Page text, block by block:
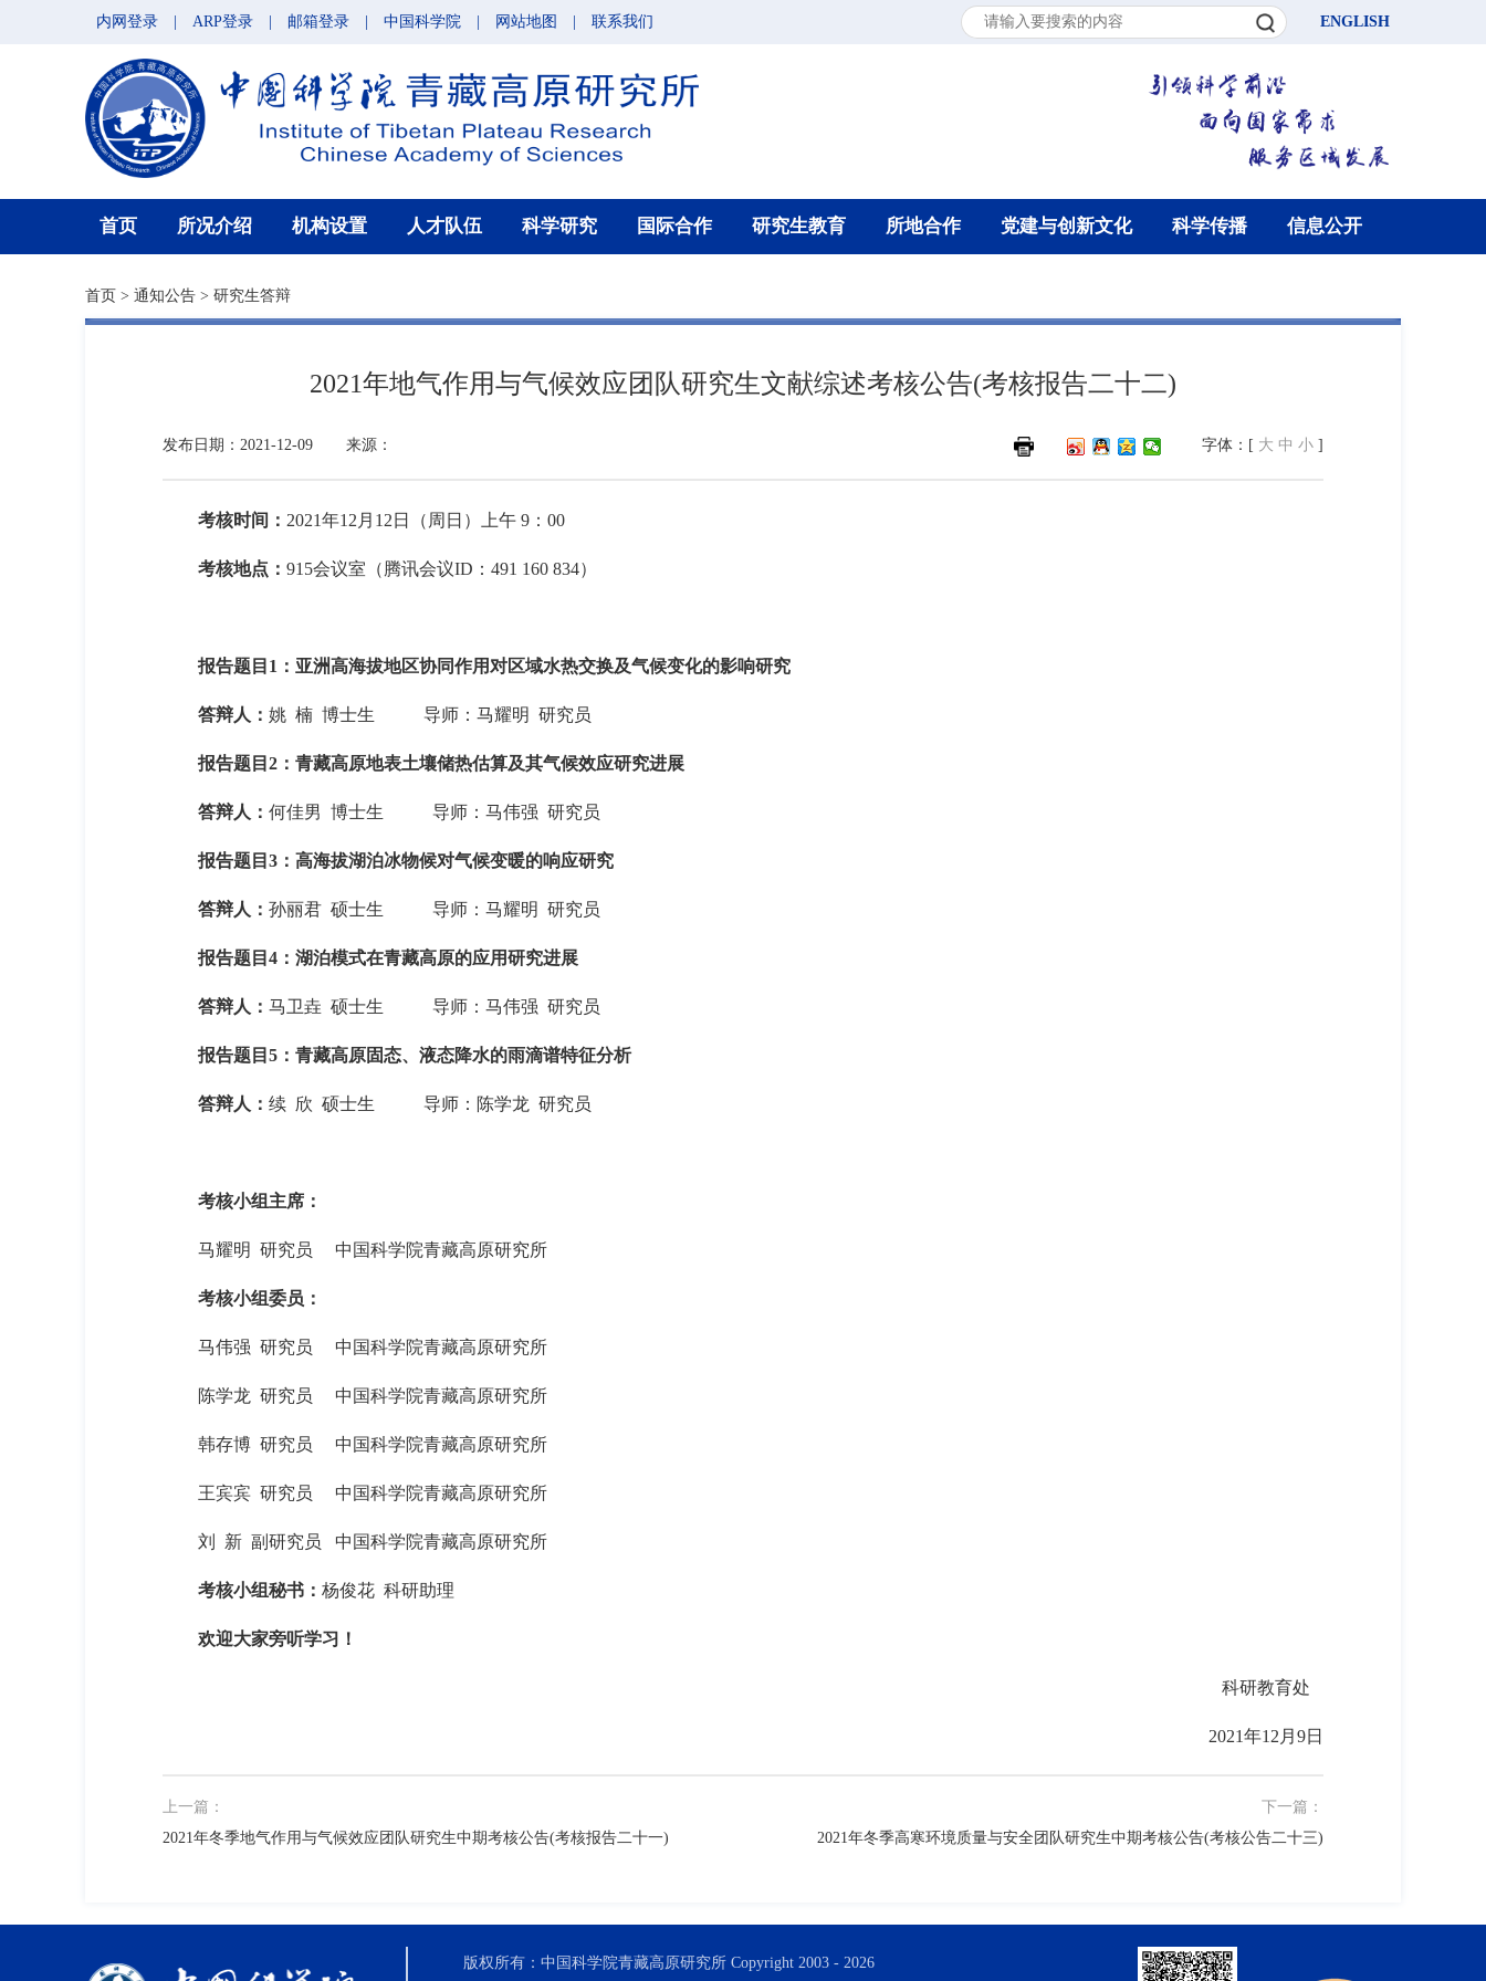
内网登录 ARP登录 邮箱登录 中国科学院 网站地图 联系我们 ENGLISH
首页 所况介绍 机构设置 人才队伍 科学研究 国际合作 研究生教育 所地合作 党建与创新文化 科学传播 信息公开
首页 > 通知公告 > 研究生答辩
2021年地气作用与气候效应团队研究生文献综述考核公告(考核报告二十二)
发布日期：2021-12-09 来源： 字体：[ 大 中 小 ]
考核时间： 2021年12 月 12 日（周日）上午 9 ： 00
考核地点： 915会议室（腾讯会议ID ： 491 160 834）
报告题目 1 ：亚洲高海拔地区协同作用对区域水热交换及气候变化的影响研究
答辩人： 姚 楠 博士生 导师：马耀明 研究员
报告题目 2 ：青藏高原地表土壤储热估算及其气候效应研究进展
答辩人： 何佳男 博士生 导师：马伟强 研究员
报告题目 3 ：高海拔湖泊冰物候对气候变暖的响应研究
答辩人： 孙丽君 硕士生 导师：马耀明 研究员
报告题目 4 ：湖泊模式在青藏高原的应用研究进展
答辩人： 马卫垚 硕士生 导师：马伟强 研究员
报告题目 5 ：青藏高原固态、液态降水的雨滴谱特征分析
答辩人： 续 欣 硕士生 导师：陈学龙 研究员
考核小组主席：
马耀明 研究员 中国科学院青藏高原研究所
考核小组委员：
马伟强 研究员 中国科学院青藏高原研究所
陈学龙 研究员 中国科学院青藏高原研究所
韩存博 研究员 中国科学院青藏高原研究所
王宾宾 研究员 中国科学院青藏高原研究所
刘 新 副研究员 中国科学院青藏高原研究所
考核小组秘书： 杨俊花 科研助理
欢迎大家旁听学习！
科研教育处
2021年12月9日
上一篇：
2021年冬季地气作用与气候效应团队研究生中期考核公告(考核报告二十一)
下一篇：
2021年冬季高寒环境质量与安全团队研究生中期考核公告(考核公告二十三)
版权所有：中国科学院青藏高原研究所 Copyright 2003 - 2026